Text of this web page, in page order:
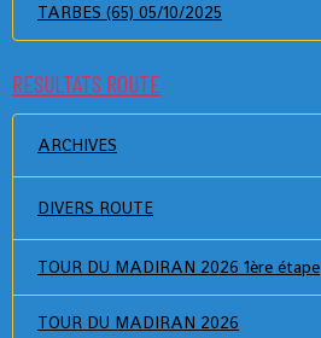
TARBES (65) 05/10/2025
RESULTATS ROUTE
ARCHIVES
DIVERS ROUTE
TOUR DU MADIRAN 2026 1ère étape
TOUR DU MADIRAN 2026